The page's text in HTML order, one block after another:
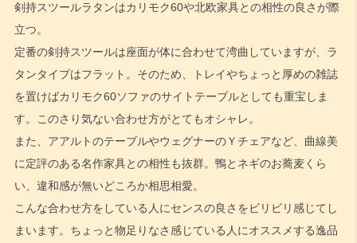
剣持スツールラタンはカリモク60や北欧家具との相性の良さが際
立つ。
定番の剣持スツールは座面が体に合わせて湾曲していますが、ラ
タンタイプはフラット。そのため、トレイやちょっと厚めの雑誌
を置けばカリモク60ソファのサイトテーブルとしても重宝しま
す。このさり気ない合わせ方がとてもオシャレ。
また、アアルトのテーブルやウェグナーのＹチェアなど、曲線美
に定評のある名作家具との相性も抜群。鴨とネギのお蕎麦くら
い、違和感が無いどころか相思相愛。
こんな合わせ方をしている人にセンスの良さをビリビリ感じてし
まいます。ちょっと物足りなさ感じている人にオススメする逸品